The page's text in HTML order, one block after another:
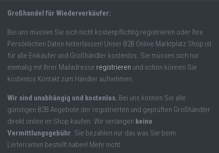
Großhandel für Wiederverkäufer:
Bei uns müssen Sie sich nicht kostenpflichtig registrieren oder Ihre
Persönlichen Daten hinterlassen! Unser B2B Online Marktplatz Shop ist
für alle Einkäufer und Großhändler kostenlos. Sie müssen sich nur
einmalig mit Ihrer Mailadresse registrieren und schon können Sie
kostenlos Kontakt zum Händler aufnehmen.
Wir sind unabhängig und kostenlos. Bei uns können Sie alle
günstigen B2B Angebote der registrierten und geprüften Großhändler
direkt online im Shop kaufen. Wir verlangen keine
Vermittlungsgebühr. Sie bezahlen nur das was Sie beim
Lieferranten bestellt haben! Mehr nicht.